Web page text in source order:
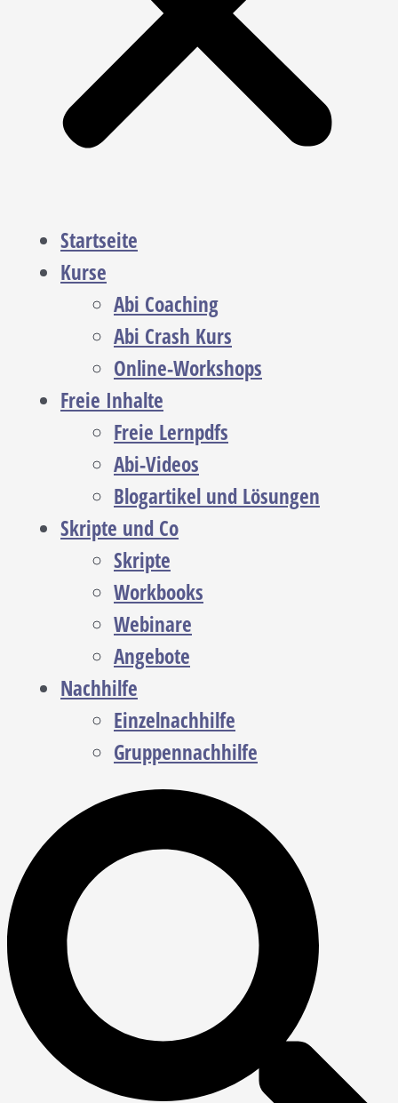
Startseite
Kurse
Abi Coaching
Abi Crash Kurs
Online-Workshops
Freie Inhalte
Freie Lernpdfs
Abi-Videos
Blogartikel und Lösungen
Skripte und Co
Skripte
Workbooks
Webinare
Angebote
Nachhilfe
Einzelnachhilfe
Gruppennachhilfe